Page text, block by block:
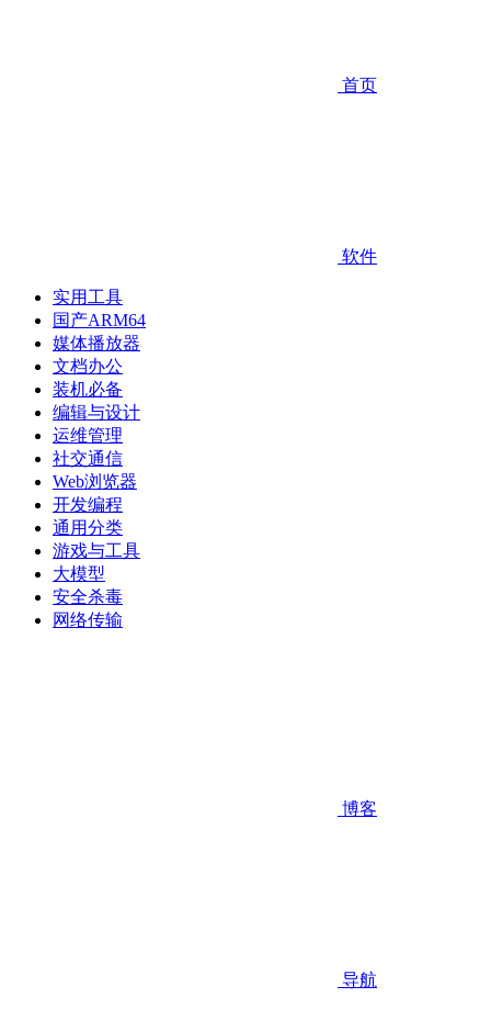
首页
软件
实用工具
国产ARM64
媒体播放器
文档办公
装机必备
编辑与设计
运维管理
社交通信
Web浏览器
开发编程
通用分类
游戏与工具
大模型
安全杀毒
网络传输
博客
导航